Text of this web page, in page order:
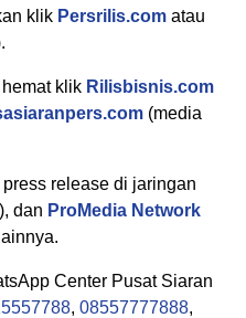
klik Persrilis.com atau
klik Rilisbisnis.com
(media
release di jaringan
dan ProMedia Network
Center Pusat Siaran
, 08557777888,